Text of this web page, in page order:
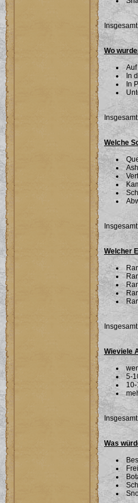
Wo
In
In
Welche
Welcher
Wieviele
5-
Was